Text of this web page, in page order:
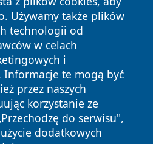
Używamy także plików
technologii od
w celach
i
Informacje te mogą być
przez naszych
korzystanie ze
do serwisu",
dodatkowych
Wszystkie prawa